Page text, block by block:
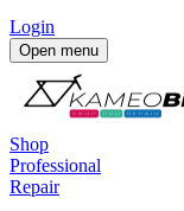
Login
Open menu
Shop
Professional
Repair